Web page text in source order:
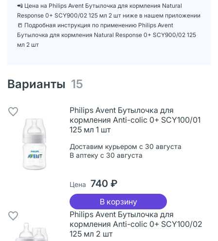
📲 Цена на Philips Avent Бутылочка для кормления Natural
Response 0+ SCY900/02 125 мл 2 шт ниже в нашем приложении
📒 Подробная инструкция по применению Philips Avent
Бутылочка для кормления Natural Response 0+ SCY900/02 125
мл 2 шт
Варианты 15
Philips Avent Бутылочка для
кормления Anti-colic 0+ SCY100/01
125 мл 1 шт
Доставим курьером с 30 августа
В аптеку с 30 августа
Цена 740 ₽
В корзину
Philips Avent Бутылочка для
кормления Anti-colic 0+ SCY100/02
125 мл 2 шт